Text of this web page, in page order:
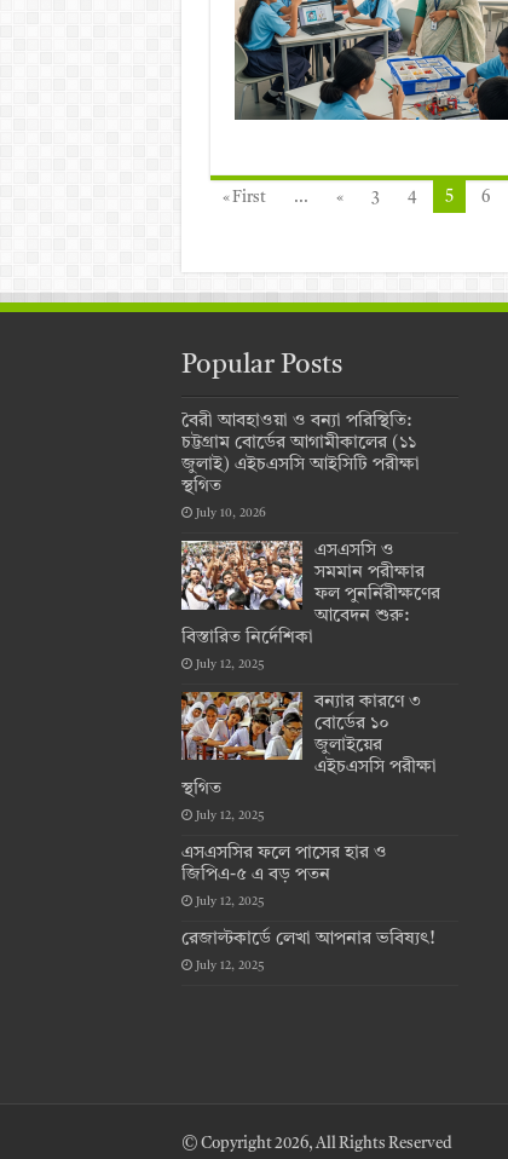
« First ... « 3 4 5 6
Popular Posts
বৈরী আবহাওয়া ও বন্যা পরিস্থিতি:
চট্টগ্রাম বোর্ডের আগামীকালের (১১
জুলাই) এইচএসসি আইসিটি পরীক্ষা
স্থগিত
July 10, 2026
এসএসসি ও
সমমান পরীক্ষার
ফল পুনর্নিরীক্ষণের
আবেদন শুরু:
বিস্তারিত নির্দেশিকা
July 12, 2025
বন্যার কারণে ৩
বোর্ডের ১০
জুলাইয়ের
এইচএসসি পরীক্ষা
স্থগিত
July 12, 2025
এসএসসির ফলে পাসের হার ও
জিপিএ-৫ এ বড় পতন
July 12, 2025
রেজাল্টকার্ডে লেখা আপনার ভবিষ্যৎ!
July 12, 2025
© Copyright 2026, All Rights Reserved